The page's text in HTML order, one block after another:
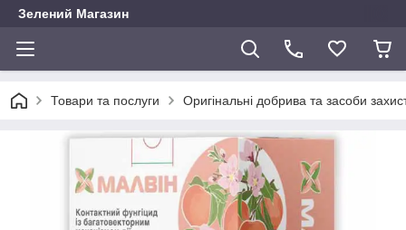
Зелений Магазин
Товари та послуги Оригінальні добрива та засоби